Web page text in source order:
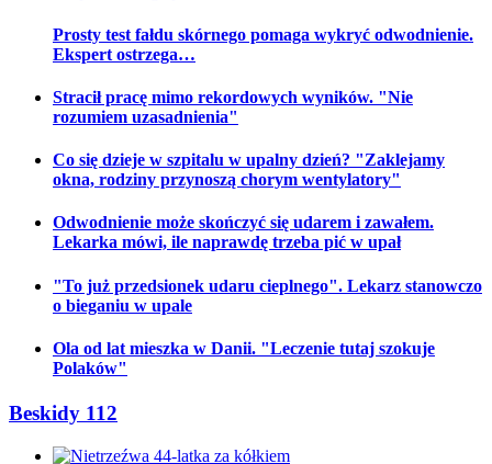
Prosty test fałdu skórnego pomaga wykryć odwodnienie.
Ekspert ostrzega…
Stracił pracę mimo rekordowych wyników. "Nie
rozumiem uzasadnienia"
Co się dzieje w szpitalu w upalny dzień? "Zaklejamy
okna, rodziny przynoszą chorym wentylatory"
Odwodnienie może skończyć się udarem i zawałem.
Lekarka mówi, ile naprawdę trzeba pić w upał
"To już przedsionek udaru cieplnego". Lekarz stanowczo
o bieganiu w upale
Ola od lat mieszka w Danii. "Leczenie tutaj szokuje
Polaków"
Beskidy 112